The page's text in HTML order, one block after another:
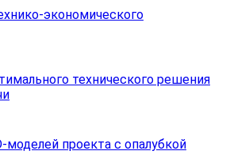
экономического
технического решения
моделей проекта с опалубкой